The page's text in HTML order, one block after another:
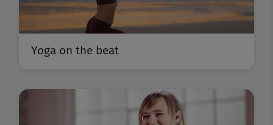
Yoga on the beat